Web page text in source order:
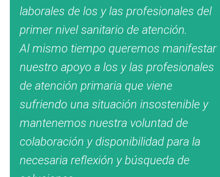
laborales de los y las profesionales del
primer nivel sanitario de atención.
Al mismo tiempo queremos manifestar
nuestro apoyo a los y las profesionales
de atención primaria que viene
sufriendo una situación insostenible y
mantenemos nuestra voluntad de
colaboración y disponibilidad para la
necesaria reflexión y búsqueda de